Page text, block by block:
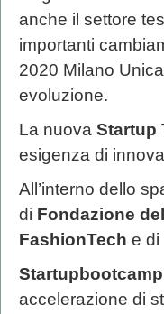
anche il settore
importanti
2020 Milano
evoluzione.
La nuova Startup
esigenza di
All’interno dello
di Fondazione
FashionTech e di
accelerazione di